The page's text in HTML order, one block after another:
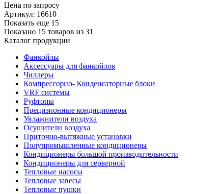
Цена по запросу
Артикул: 16610
Показать еще 15
Показано 15 товаров из 31
Каталог продукции
Фанкойлы
Аксессуары для фанкойлов
Чиллеры
Компрессорно- Конденсаторные блоки
VRF системы
Руфтопы
Прецизионные кондиционеры
Увлажнители воздуха
Осушители воздуха
Приточно-вытяжные установки
Полупромышленные кондиционеры
Кондиционеры большой производительности
Кондиционеры для серверной
Тепловые насосы
Тепловые завесы
Тепловые пушки